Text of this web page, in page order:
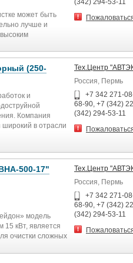
размеры, мм
плоскости,
плоскости,
размеры, мм
может быть
лучше и
воду просто и
чем большие
есть однофазный
по заказу
воду очень
копоти!
сделаны в
(342) 294-53-11
(250-
и
Компания
в отрасли
исполнение на
Тех.Центр
Россия, Пермь
+7 342 271-
68-90, +7 (342)
(342) 294-53-11
500-17"
модель
15 кВт, является
очистки сложных
Тех.Центр
Россия, Пермь
+7 342 271-
68-90, +7 (342)
(342) 294-53-11